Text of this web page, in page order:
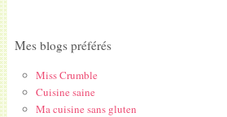
Mes blogs préférés
Miss Crumble
Cuisine saine
Ma cuisine sans gluten